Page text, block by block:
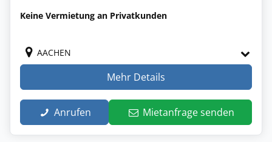
Keine Vermietung an Privatkunden
AACHEN
Mehr Details
Anrufen Mietanfrage senden